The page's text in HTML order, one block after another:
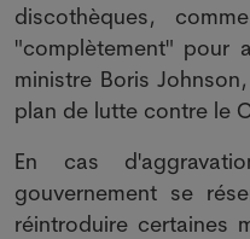
discothèques,
"complètement" pour
ministre Boris
plan de lutte contre le
En cas
gouvernement se
réintroduire certaines